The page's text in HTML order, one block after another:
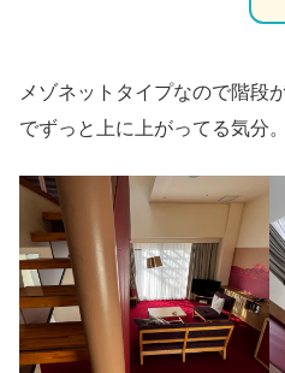
メゾネットタイプなので階段
でずっと上に上がってる気分